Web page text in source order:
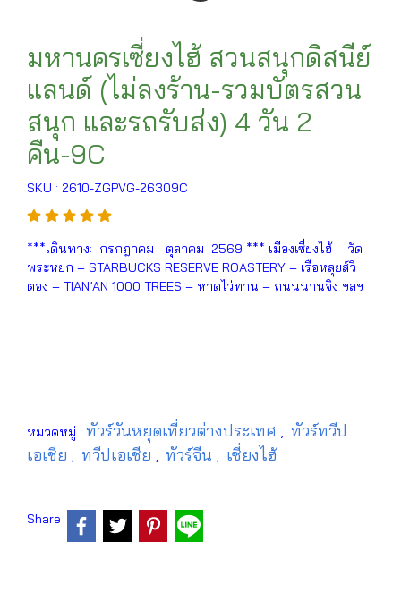
มหานครเซี่ยงไฮ้ สวนสนุกดิสนีย์
แลนด์ (ไม่ลงร้าน-รวมบัตรสวน
สนุก และรถรับส่ง) 4 วัน 2
คืน-9C
SKU : 2610-ZGPVG-26309C
***เดินทาง: กรกฎาคม - ตุลาคม 2569 *** เมืองเซี่ยงไฮ้ – วัด
พระหยก – STARBUCKS RESERVE ROASTERY – เรือหลุยส์วิ
ตอง – TIAN’AN 1000 TREES – หาดไว่ทาน – ถนนนานจิง ฯลฯ
หมวดหมู่ : ทัวร์วันหยุดเที่ยวต่างประเทศ , ทัวร์ทวีป
เอเชีย , ทวีปเอเชีย , ทัวร์จีน , เซี่ยงไฮ้
Share